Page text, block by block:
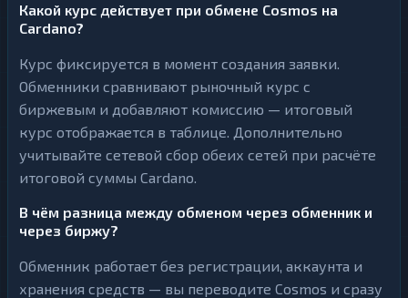
Какой курс действует при обмене Cosmos на
Cardano?
Курс фиксируется в момент создания заявки.
Обменники сравнивают рыночный курс с
биржевым и добавляют комиссию — итоговый
курс отображается в таблице. Дополнительно
учитывайте сетевой сбор обеих сетей при расчёте
итоговой суммы Cardano.
В чём разница между обменом через обменник и
через биржу?
Обменник работает без регистрации, аккаунта и
хранения средств — вы переводите Cosmos и сразу